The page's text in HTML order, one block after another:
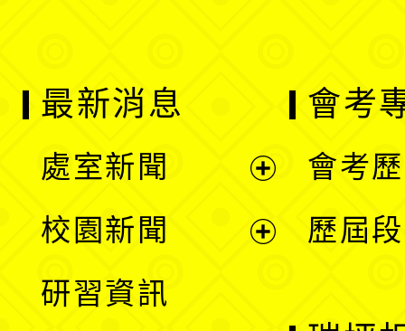
最新消息
處室新聞
校園新聞
研習資訊
會考
會考
歷屆